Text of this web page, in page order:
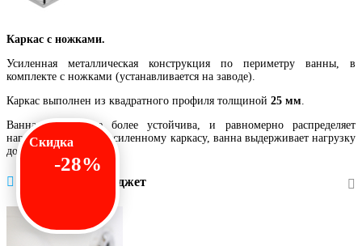
Скидка
-28%
Каркас с ножками.
Усиленная металлическая конструкция по периметру ванны, в
комплекте с ножками (устанавливается на заводе).
Каркас выполнен из квадратного профиля толщиной 25 мм
Ванна на каркасе более устойчива, и равномерно распределяет
нагрузку. Благодаря усиленному каркасу, ванна выдерживает нагрузку
до900 кг.
Массаж спины 6 джет